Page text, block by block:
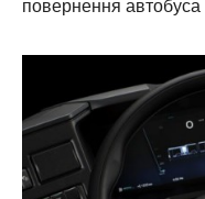
повернення автобуса